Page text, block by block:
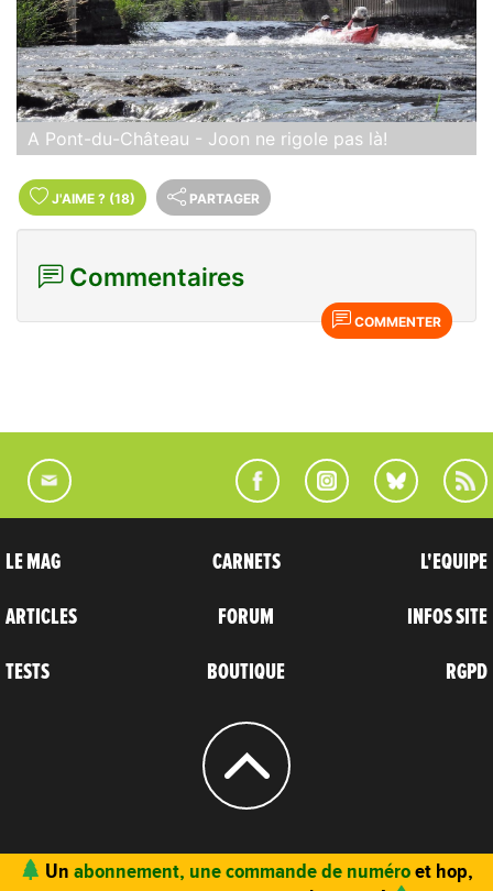
A Pont-du-Château - Joon ne rigole pas là!
J'AIME ? (18) PARTAGER
Commentaires
COMMENTER
LE MAG
ARTICLES
TESTS
CARNETS
FORUM
BOUTIQUE
L'EQUIPE
INFOS SITE
RGPD
© 2004 - 2026 CARNETS D’AVENTURES